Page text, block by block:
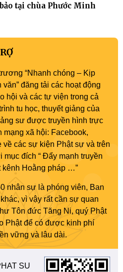
tại chùa Phước Minh
“Nhanh chóng – Kịp
đăng tải các hoạt động
hội và các tự viện trong cả
tu học, thuyết giảng của
sư được truyền hình trực
mạng xã hội: Facebook,
về các sự kiện Phật sự và trên
đích “ Đẩy mạnh truyền
kênh Hoằng pháp …”
nhân sự là phóng viên, Ban
vì vậy rất cần sự quan
Tôn đức Tăng Ni, quý Phật
Phật để có được kinh phí
vững và lâu dài.
SU